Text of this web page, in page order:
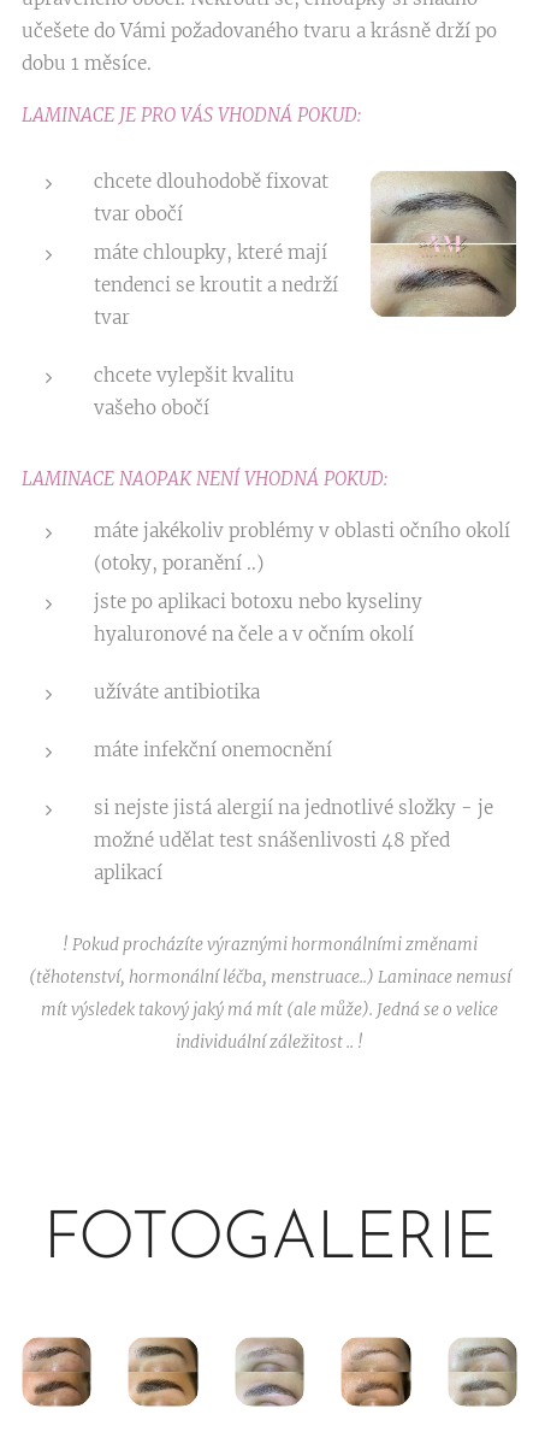
učešete do Vámi požadovaného tvaru a krásně drží po
dobu 1 měsíce.
LAMINACE JE PRO VÁS VHODNÁ POKUD:
chcete dlouhodobě fixovat
tvar obočí
máte chloupky, které mají
tendenci se kroutit a nedrží
tvar
chcete vylepšit kvalitu
vašeho obočí
LAMINACE NAOPAK NENÍ VHODNÁ POKUD:
máte jakékoliv problémy v oblasti očního okolí
(otoky, poranění ..)
jste po aplikaci botoxu nebo kyseliny
hyaluronové na čele a v očním okolí
užíváte antibiotika
máte infekční onemocnění
si nejste jistá alergií na jednotlivé složky - je
možné udělat test snášenlivosti 48 před
aplikací
! Pokud procházíte výraznými hormonálními změnami
(těhotenství, hormonální léčba, menstruace..) Laminace nemusí
mít výsledek takový jaký má mít (ale může). Jedná se o velice
individuální záležitost .. !
FOTOGALERIE